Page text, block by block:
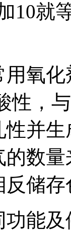
10就
氧
性，
并
数
储
能